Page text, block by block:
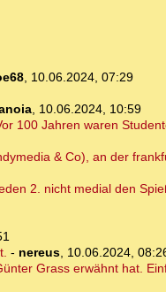
, 10.06.2024, 07:29
, 10.06.2024, 10:59
100 Jahren waren
& Co), an der
2. nicht medial den
- nereus, 10.06.2024,
Grass erwähnt hat.